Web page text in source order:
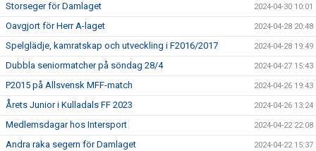
Storseger för Damlaget 2024-04-30 10:01
Oavgjort för Herr A-laget 2024-04-28 20:48
Spelglädje, kamratskap och utveckling i F2016/2017 2024-04-28 19:49
Dubbla seniormatcher på söndag 28/4 2024-04-27 15:43
P2015 på Allsvensk MFF-match 2024-04-26 19:43
Årets Junior i Kulladals FF 2023 2024-04-26 13:24
Medlemsdagar hos Intersport 2024-04-22 22:08
Andra raka segern för Damlaget 2024-04-22 15:37